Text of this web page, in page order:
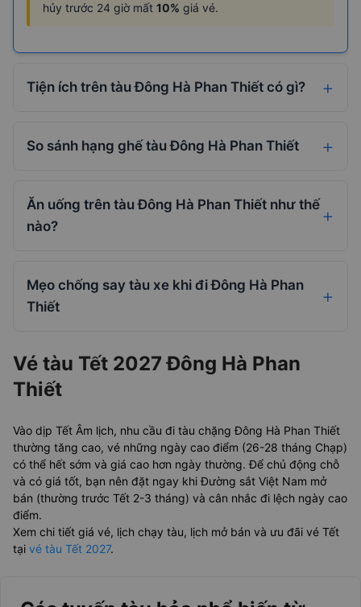
hủy trước 24 giờ mất 10% giá vé.
Tiện ích trên tàu Đông Hà Phan Thiết có gì?
So sánh hạng ghế tàu Đông Hà Phan Thiết
Ăn uống trên tàu Đông Hà Phan Thiết như thế
nào?
Mẹo chống say tàu xe khi đi Đông Hà Phan
Thiết
Vé tàu Tết 2027 Đông Hà Phan
Thiết
Vào dịp Tết Âm lịch, nhu cầu đi tàu chặng Đông Hà Phan Thiết
thường tăng cao, vé những ngày cao điểm (26-28 tháng Chạp)
có thể hết sớm và giá cao hơn ngày thường. Để chủ động chỗ
và có giá tốt, bạn nên đặt ngay khi Đường sắt Việt Nam mở
bán (thường trước Tết 2-3 tháng) và cân nhắc đi lệch ngày cao
điểm.
Xem chi tiết giá vé, lịch chạy tàu, lịch mở bán và ưu đãi vé Tết
tại vé tàu Tết 2027.